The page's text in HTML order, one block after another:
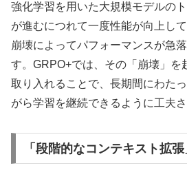
強化学習を用いた大規模モデルの
が進むにつれて一度性能が向上し
崩壊によってパフォーマンスが急
す。GRPO+では、その「崩壊」を
取り入れることで、長期間にわた
がら学習を継続できるように工夫さ
「段階的なコンテキスト拡